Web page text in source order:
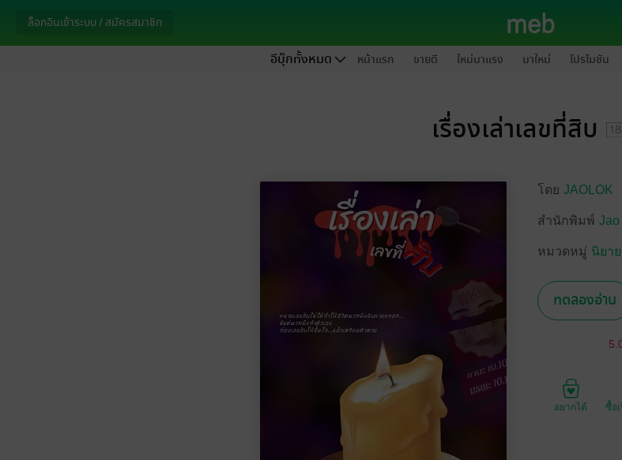
ล็อกอินเข้าระบบ / สมัครสมาชิก
อีบุ๊กทั้งหมด หน้าแรก ขายดี ใหม่มาแรง มาใหม่ โปรโมชัน
เรื่องเล่าเลขที่สิบ
โดย JAOLOK
สำนักพิมพ์ Jao
หมวดหมู่ นิยา
ทดลองอ่าน
อยากได้ ซื้อ